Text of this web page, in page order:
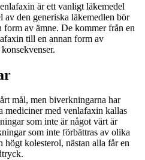
är ett vanligt läkemedel
den generiska läkemedlen bör
av ämne. De kommer från en
till en annan form av
mål, men biverkningarna har
med venlafaxin kallas
som inte är något värt är
som inte förbättras av olika
kolesterol, nästan alla får en